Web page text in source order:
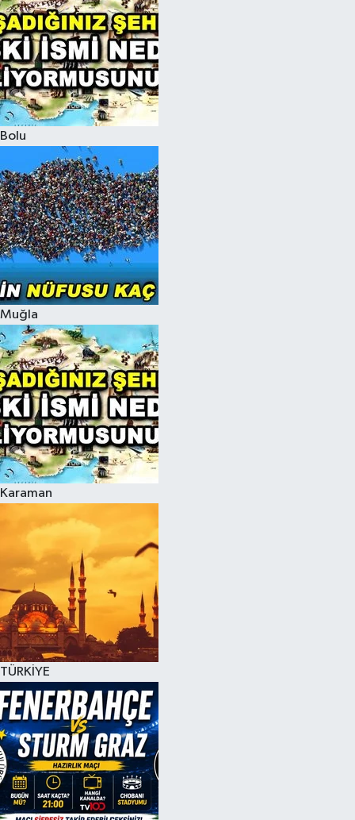
Bolu
Muğla
Karaman
TÜRKİYE